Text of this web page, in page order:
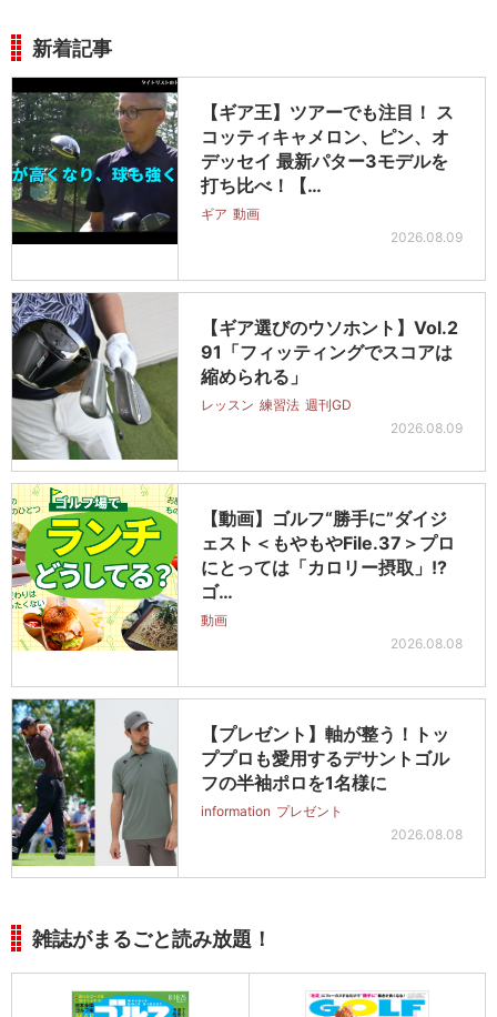
新着記事
【ギア王】ツアーでも注目！ ス
コッティキャメロン、ピン、オ
デッセイ 最新パター3モデルを
打ち比べ！【…
ギア 動画
2026.08.09
【ギア選びのウソホント】Vol.2
91「フィッティングでスコアは
縮められる」
レッスン 練習法 週刊GD
2026.08.09
【動画】ゴルフ“勝手に”ダイジ
ェスト＜もやもやFile.37＞プロ
にとっては「カロリー摂取」!?
ゴ…
動画
2026.08.08
【プレゼント】軸が整う！トッ
ププロも愛用するデサントゴル
フの半袖ポロを1名様に
information プレゼント
2026.08.08
雑誌がまるごと読み放題！